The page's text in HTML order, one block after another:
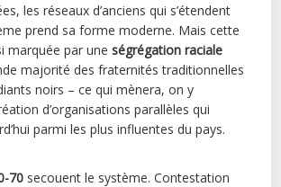
les réseaux d’anciens qui s’étendent
prend sa forme moderne. Mais cette
marquée par uneségrégation raciale
majorité des fraternités traditionnelles
noirs – ce qui mènera, on y
d’organisations parallèles qui
parmi les plus influentes du pays.
70 secouent le système. Contestation